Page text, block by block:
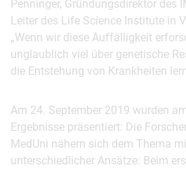
Penninger, Gründungsdirektor des
Leiter des Life Science Institute in
„Wenn wir diese Auffälligkeit
unglaublich viel über genetische
die Entstehung von Krankheiten
Am 24. September 2019 wurden
Ergebnisse präsentiert: Die
MedUni nähern sich dem Thema
unterschiedlicher Ansätze: Beim